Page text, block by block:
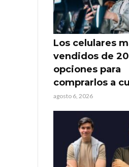
Los celulares
vendidos de
opciones para
comprarlos a
agosto 6, 2026